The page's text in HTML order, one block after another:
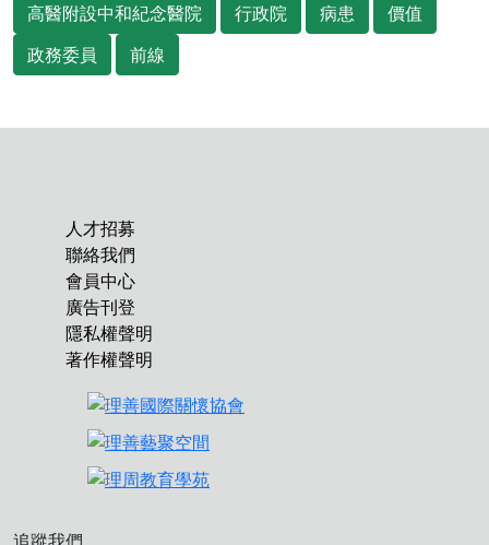
高醫附設中和紀念醫院
行政院 病患
價值
政務委員
前線
人才招募
聯絡我們
會員中心
廣告刊登
隱私權聲明
著作權聲明
追蹤我們